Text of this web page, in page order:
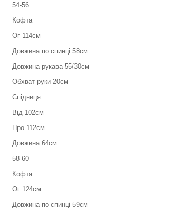
54-56
Кофта
Ог 114см
Довжина по спинці 58см
Довжина рукава 55/30см
Обхват руки 20см
Спідниця
Від 102см
Про 112см
Довжина 64см
58-60
Кофта
Ог 124см
Довжина по спинці 59см